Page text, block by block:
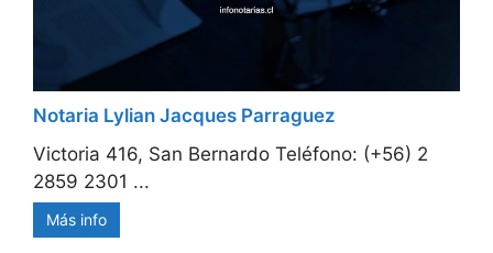
Notaria Lylian Jacques Parraguez
Victoria 416, San Bernardo Teléfono: (+56) 2
2859 2301 ...
Más info